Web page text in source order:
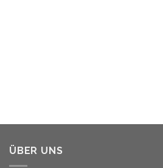
ÜBER UNS